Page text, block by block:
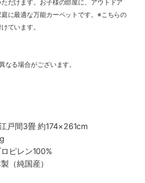
だけます。お子様の部屋に、アウトドア
に最適な万能カーペットです。※こちらの
ています。
なる場合がございます。
戸間3畳 約174×261cm
ピレン100%
（純国産）